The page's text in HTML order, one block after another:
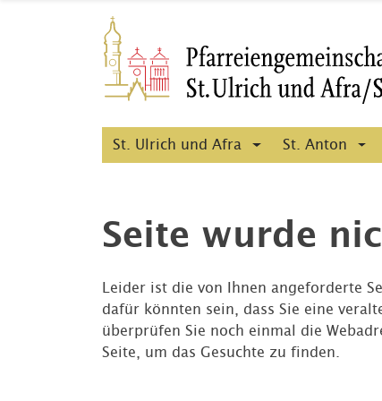
St. Ulrich und Afra St. Anton
Seite wurde
Leider ist die von Ihnen angeforderte
dafür könnten sein, dass Sie eine
überprüfen Sie noch einmal die
Seite, um das Gesuchte zu finden.